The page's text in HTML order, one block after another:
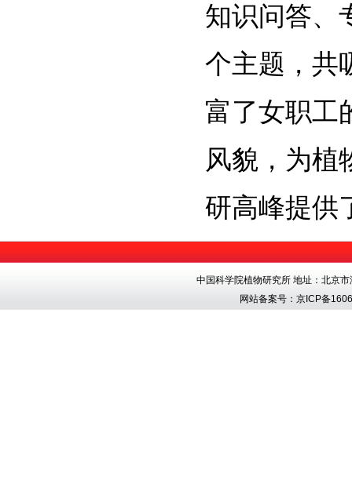
知识问答、
个主题，共
富了女职工
风貌，为植
研高峰提供
中国科学院植物研究所 地址：北京
网站备案号：京ICP备